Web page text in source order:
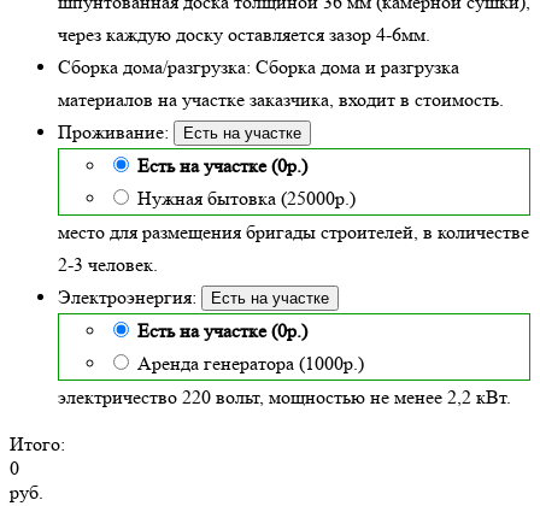
через каждую доску оставляется зазор 4-6мм.
Сборка дома/разгрузка: Сборка дома и разгрузка
материалов на участке заказчика, входит в стоимость.
Проживание:
Есть на участке
Есть на участке (0р.)
Нужная бытовка (25000р.)
место для размещения бригады строителей, в количестве
2-3 человек.
Электроэнергия:
Есть на участке
Есть на участке (0р.)
Аренда генератора (1000р.)
электричество 220 вольт, мощностью не менее 2,2 кВт.
Итого:
0
руб.